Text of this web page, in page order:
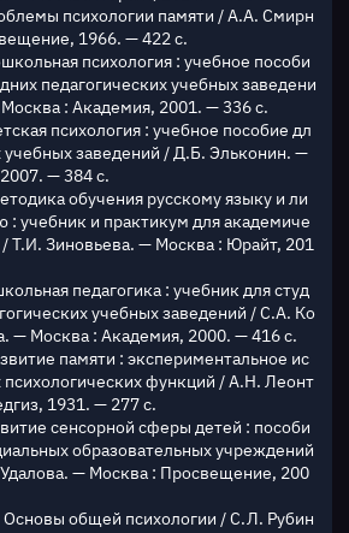
психологии памяти / А.А. Смирн
1966. — 422 с.
психология : учебное пособи
педагогических учебных заведени
: Академия, 2001. — 336 с.
психология : учебное пособие дл
учебных заведений / Д.Б. Эльконин. —
— 384 с.
обучения русскому языку и ли
: учебник и практикум для академиче
/ Т.И. Зиновьева. — Москва : Юрайт, 201
педагогика : учебник для студ
учебных заведений / С.А. Ко
— Москва : Академия, 2000. — 416 с.
памяти : экспериментальное ис
функций / А.Н. Леонт
1931. — 277 с.
сенсорной сферы детей : пособи
образовательных учреждений
— Москва : Просвещение, 200
общей психологии / С.Л. Рубин